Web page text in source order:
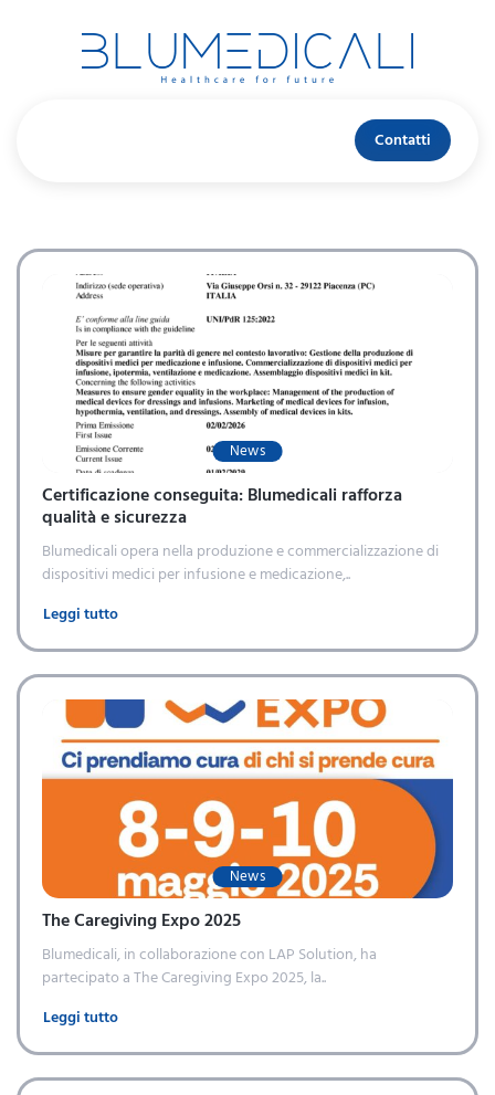
Contatti
News
Certificazione conseguita: Blumedicali rafforza
qualità e sicurezza
Blumedicali opera nella produzione e commercializzazione di
dispositivi medici per infusione e medicazione,..
Leggi tutto
News
The Caregiving Expo 2025
Blumedicali, in collaborazione con LAP Solution, ha
partecipato a The Caregiving Expo 2025, la..
Leggi tutto